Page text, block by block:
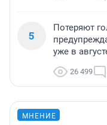
5
Потеряют
уже в
26 499
МНЕНИЕ